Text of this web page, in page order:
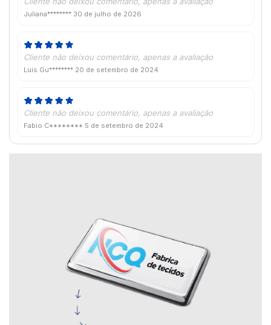
Juliana******** 30 de julho de 2026
Cliente não deixou comentário, apenas a avaliação
Luis Gu******** 20 de setembro de 2024
Cliente não deixou comentário, apenas a avaliação
Fabio C******** 5 de setembro de 2024